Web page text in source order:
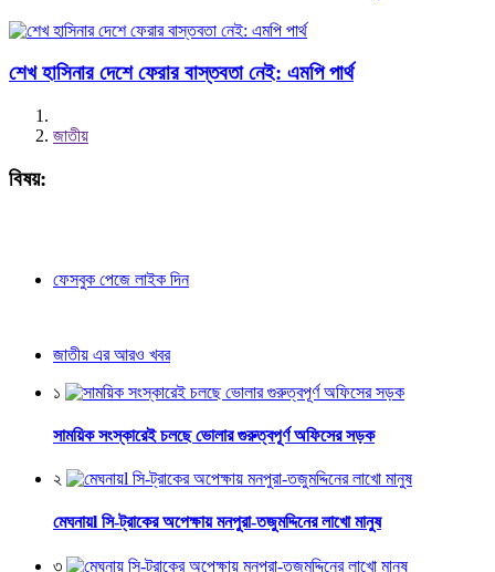
শেখ হাসিনার দেশে ফেরার বাস্তবতা নেই: এমপি পার্থ
জাতীয়
বিষয়:
ফেসবুক পেজে লাইক দিন
জাতীয় এর আরও খবর
১
সাময়িক সংস্কারেই চলছে ভোলার গুরুত্বপূর্ণ অফিসের সড়ক
২
মেঘনায়l সি-ট্রাকের অপেক্ষায় মনপুরা-তজুমদ্দিনের লাখো মানুষ
৩